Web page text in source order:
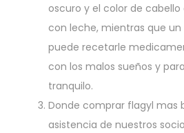
oscuro y el color de
con leche, mientras que
puede recetarle
con los malos sueños y
tranquilo.
Donde comprar flagyl mas
asistencia de nuestros